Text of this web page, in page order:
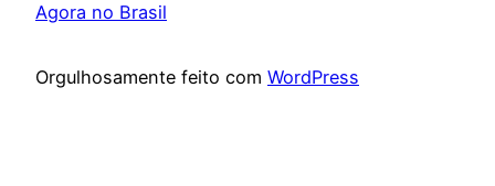
Agora no Brasil
Orgulhosamente feito com WordPress